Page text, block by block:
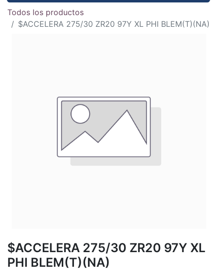
Todos los productos
$ACCELERA 275/30 ZR20 97Y XL PHI BLEM(T)(NA)
$ACCELERA 275/30 ZR20 97Y XL
PHI BLEM(T)(NA)